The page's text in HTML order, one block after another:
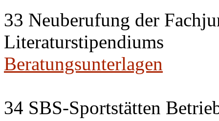
33 Neuberufung der
Literaturstipendiums
Beratungsunterlagen
34 SBS-Sportstätten